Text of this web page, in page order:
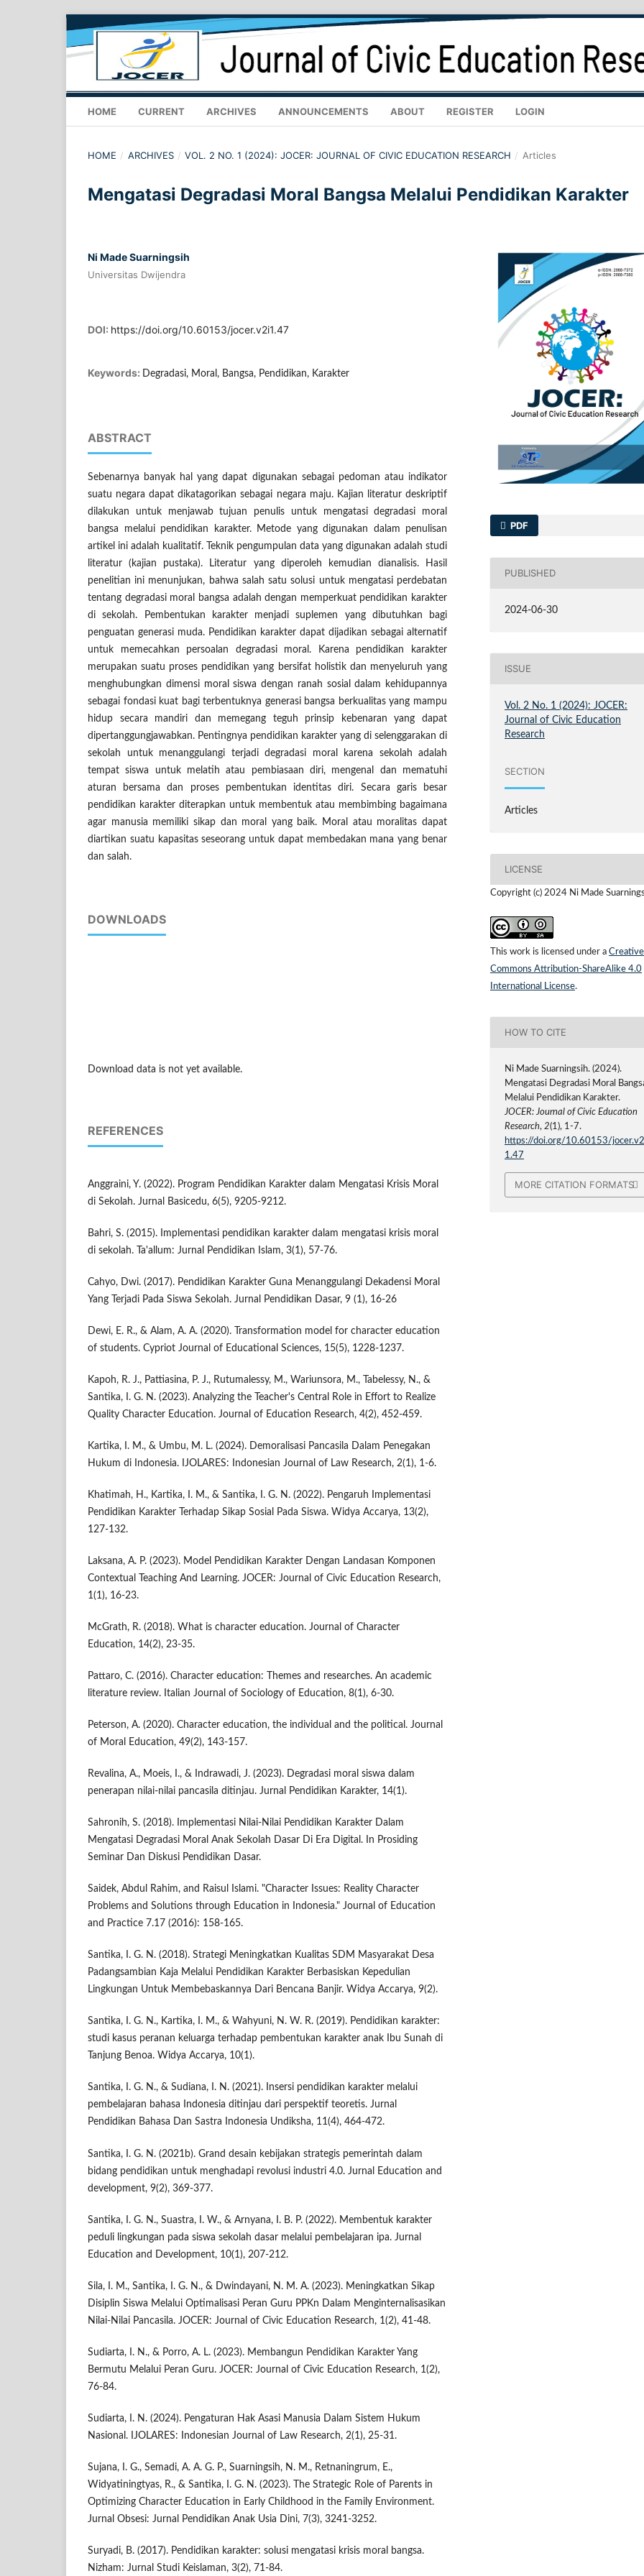
HOME CURRENT ARCHIVES ANNOUNCEMENTS ABOUT REGISTER LOGIN
HOME / ARCHIVES / VOL. 2 NO. 1 (2024): JOCER: JOURNAL OF CIVIC EDUCATION RESEARCH / Articles
Mengatasi Degradasi Moral Bangsa Melalui Pendidikan Karakter
Ni Made Suarningsih
Universitas Dwijendra
DOI: https://doi.org/10.60153/jocer.v2i1.47
Keywords: Degradasi, Moral, Bangsa, Pendidikan, Karakter
ABSTRACT
Sebenarnya banyak hal yang dapat digunakan sebagai pedoman atau indikator
suatu negara dapat dikatagorikan sebagai negara maju. Kajian literatur deskriptif
dilakukan untuk menjawab tujuan penulis untuk mengatasi degradasi moral
bangsa melalui pendidikan karakter. Metode yang digunakan dalam penulisan
artikel ini adalah kualitatif. Teknik pengumpulan data yang digunakan adalah studi
literatur (kajian pustaka). Literatur yang diperoleh kemudian dianalisis. Hasil
penelitian ini menunjukan, bahwa salah satu solusi untuk mengatasi perdebatan
tentang degradasi moral bangsa adalah dengan memperkuat pendidikan karakter
di sekolah. Pembentukan karakter menjadi suplemen yang dibutuhkan bagi
penguatan generasi muda. Pendidikan karakter dapat dijadikan sebagai alternatif
untuk memecahkan persoalan degradasi moral. Karena pendidikan karakter
merupakan suatu proses pendidikan yang bersifat holistik dan menyeluruh yang
menghubungkan dimensi moral siswa dengan ranah sosial dalam kehidupannya
sebagai fondasi kuat bagi terbentuknya generasi bangsa berkualitas yang mampu
hidup secara mandiri dan memegang teguh prinsip kebenaran yang dapat
dipertanggungjawabkan. Pentingnya pendidikan karakter yang di selenggarakan di
sekolah untuk menanggulangi terjadi degradasi moral karena sekolah adalah
tempat siswa untuk melatih atau pembiasaan diri, mengenal dan mematuhi
aturan bersama dan proses pembentukan identitas diri. Secara garis besar
pendidikan karakter diterapkan untuk membentuk atau membimbing bagaimana
agar manusia memiliki sikap dan moral yang baik. Moral atau moralitas dapat
diartikan suatu kapasitas seseorang untuk dapat membedakan mana yang benar
dan salah.
DOWNLOADS
Download data is not yet available.
REFERENCES
Anggraini, Y. (2022). Program Pendidikan Karakter dalam Mengatasi Krisis Moral
di Sekolah. Jurnal Basicedu, 6(5), 9205-9212.
Bahri, S. (2015). Implementasi pendidikan karakter dalam mengatasi krisis moral
di sekolah. Ta'allum: Jurnal Pendidikan Islam, 3(1), 57-76.
Cahyo, Dwi. (2017). Pendidikan Karakter Guna Menanggulangi Dekadensi Moral
Yang Terjadi Pada Siswa Sekolah. Jurnal Pendidikan Dasar, 9 (1), 16-26
Dewi, E. R., & Alam, A. A. (2020). Transformation model for character education
of students. Cypriot Journal of Educational Sciences, 15(5), 1228-1237.
Kapoh, R. J., Pattiasina, P. J., Rutumalessy, M., Wariunsora, M., Tabelessy, N., &
Santika, I. G. N. (2023). Analyzing the Teacher's Central Role in Effort to Realize
Quality Character Education. Journal of Education Research, 4(2), 452-459.
Kartika, I. M., & Umbu, M. L. (2024). Demoralisasi Pancasila Dalam Penegakan
Hukum di Indonesia. IJOLARES: Indonesian Journal of Law Research, 2(1), 1-6.
Khatimah, H., Kartika, I. M., & Santika, I. G. N. (2022). Pengaruh Implementasi
Pendidikan Karakter Terhadap Sikap Sosial Pada Siswa. Widya Accarya, 13(2),
127-132.
Laksana, A. P. (2023). Model Pendidikan Karakter Dengan Landasan Komponen
Contextual Teaching And Learning. JOCER: Journal of Civic Education Research,
1(1), 16-23.
McGrath, R. (2018). What is character education. Journal of Character
Education, 14(2), 23-35.
Pattaro, C. (2016). Character education: Themes and researches. An academic
literature review. Italian Journal of Sociology of Education, 8(1), 6-30.
Peterson, A. (2020). Character education, the individual and the political. Journal
of Moral Education, 49(2), 143-157.
Revalina, A., Moeis, I., & Indrawadi, J. (2023). Degradasi moral siswa dalam
penerapan nilai-nilai pancasila ditinjau. Jurnal Pendidikan Karakter, 14(1).
Sahronih, S. (2018). Implementasi Nilai-Nilai Pendidikan Karakter Dalam
Mengatasi Degradasi Moral Anak Sekolah Dasar Di Era Digital. In Prosiding
Seminar Dan Diskusi Pendidikan Dasar.
Saidek, Abdul Rahim, and Raisul Islami. "Character Issues: Reality Character
Problems and Solutions through Education in Indonesia." Journal of Education
and Practice 7.17 (2016): 158-165.
Santika, I. G. N. (2018). Strategi Meningkatkan Kualitas SDM Masyarakat Desa
Padangsambian Kaja Melalui Pendidikan Karakter Berbasiskan Kepedulian
Lingkungan Untuk Membebaskannya Dari Bencana Banjir. Widya Accarya, 9(2).
Santika, I. G. N., Kartika, I. M., & Wahyuni, N. W. R. (2019). Pendidikan karakter:
studi kasus peranan keluarga terhadap pembentukan karakter anak Ibu Sunah di
Tanjung Benoa. Widya Accarya, 10(1).
Santika, I. G. N., & Sudiana, I. N. (2021). Insersi pendidikan karakter melalui
pembelajaran bahasa Indonesia ditinjau dari perspektif teoretis. Jurnal
Pendidikan Bahasa Dan Sastra Indonesia Undiksha, 11(4), 464-472.
Santika, I. G. N. (2021b). Grand desain kebijakan strategis pemerintah dalam
bidang pendidikan untuk menghadapi revolusi industri 4.0. Jurnal Education and
development, 9(2), 369-377.
Santika, I. G. N., Suastra, I. W., & Arnyana, I. B. P. (2022). Membentuk karakter
peduli lingkungan pada siswa sekolah dasar melalui pembelajaran ipa. Jurnal
Education and Development, 10(1), 207-212.
Sila, I. M., Santika, I. G. N., & Dwindayani, N. M. A. (2023). Meningkatkan Sikap
Disiplin Siswa Melalui Optimalisasi Peran Guru PPKn Dalam Menginternalisasikan
Nilai-Nilai Pancasila. JOCER: Journal of Civic Education Research, 1(2), 41-48.
Sudiarta, I. N., & Porro, A. L. (2023). Membangun Pendidikan Karakter Yang
Bermutu Melalui Peran Guru. JOCER: Journal of Civic Education Research, 1(2),
76-84.
Sudiarta, I. N. (2024). Pengaturan Hak Asasi Manusia Dalam Sistem Hukum
Nasional. IJOLARES: Indonesian Journal of Law Research, 2(1), 25-31.
Sujana, I. G., Semadi, A. A. G. P., Suarningsih, N. M., Retnaningrum, E.,
Widyatiningtyas, R., & Santika, I. G. N. (2023). The Strategic Role of Parents in
Optimizing Character Education in Early Childhood in the Family Environment.
Jurnal Obsesi: Jurnal Pendidikan Anak Usia Dini, 7(3), 3241-3252.
Suryadi, B. (2017). Pendidikan karakter: solusi mengatasi krisis moral bangsa.
Nizham: Jurnal Studi Keislaman, 3(2), 71-84.
PDF
PUBLISHED
2024-06-30
ISSUE
Vol. 2 No. 1 (2024): JOCER:
Journal of Civic Education
Research
SECTION
Articles
LICENSE
Copyright (c) 2024 Ni Made
This work is licensed under a Creative
Commons Attribution-ShareAlike 4.0
International License.
HOW TO CITE
Ni Made Suarningsih. (2024).
Mengatasi Degradasi Moral
Melalui Pendidikan Karakter.
JOCER: Journal of Civic Education
Research,2(1), 1-7.
https://doi.org/10.60153/
1.47
MORE CITATION FORMATS